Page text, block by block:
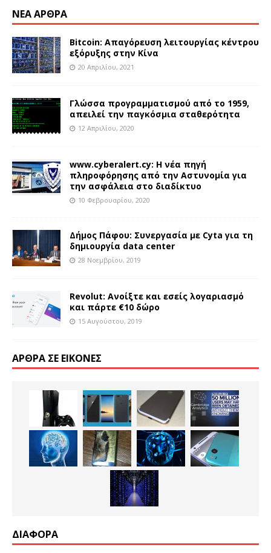
ΝΈΑ ΆΡΘΡΑ
Bitcoin: Απαγόρευση λειτουργίας κέντρου
εξόρυξης στην Κίνα
20 Απριλίου, 2021
Γλώσσα προγραμματισμού από το 1959,
απειλεί την παγκόσμια σταθερότητα
12 Απριλίου, 2020
www.cyberalert.cy: Η νέα πηγή
πληροφόρησης από την Αστυνομία για
την ασφάλεια στο διαδίκτυο
10 Φεβρουαρίου, 2020
Δήμος Πάφου: Συνεργασία με Cyta για τη
δημιουργία data center
28 Νοεμβρίου, 2019
Revolut: Ανοίξτε και εσείς λογαριασμό
και πάρτε €10 δώρο
15 Αυγούστου, 2019
ΆΡΘΡΑ ΣΕ ΕΙΚΌΝΕΣ
ΔΙΑΦΟΡΑ